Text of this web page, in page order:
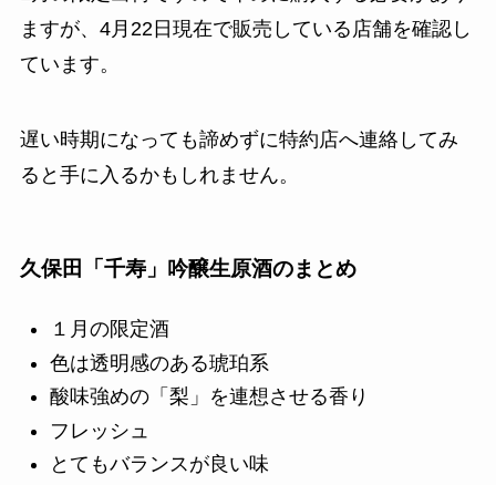
ますが、4月22日現在で販売している店舗を確認し
ています。
遅い時期になっても諦めずに特約店へ連絡してみ
ると手に入るかもしれません。
久保田「千寿」吟醸生原酒のまとめ
１月の限定酒
色は透明感のある琥珀系
酸味強めの「梨」を連想させる香り
フレッシュ
とてもバランスが良い味